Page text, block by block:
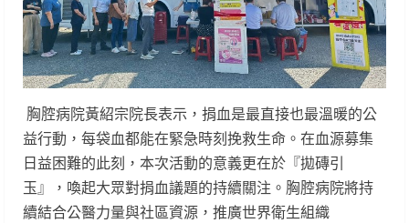
胸腔病院黃紹宗院長表示，捐血是最直接也最溫暖的公
益行動，每袋血都能在緊急時刻挽救生命。在血源募集
日益困難的此刻，本次活動的意義更在於『拋磚引
玉』，喚起大眾對捐血議題的持續關注。胸腔病院將持
續結合公醫力量與社區資源，推廣世界衛生組織